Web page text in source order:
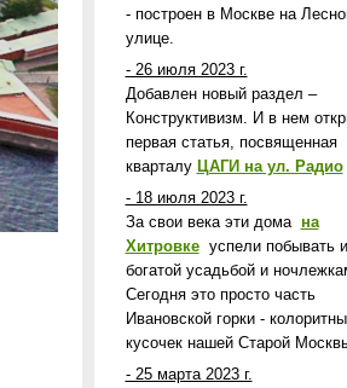
- построен в Москве на
улице.
- 26 июля 2023 г.
Добавлен новый раздел –
Конструктивизм. И в нем
первая статья, посвященная
кварталу ЦАГИ на ул. Радио
- 18 июля 2023 г.
За свои века эти дома на
Хитровкеуспели побывать и
богатой усадьбой и
Сегодня это просто часть
Ивановской горки -
кусочек нашей Старой
- 25 марта 2023 г.